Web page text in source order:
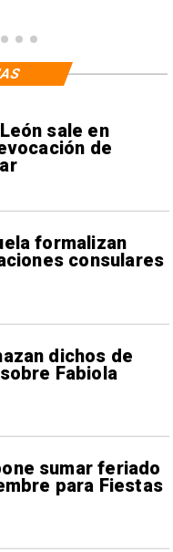
sale en
de
formalizan
consulares
dichos de
Fabiola
sumar feriado
para Fiestas